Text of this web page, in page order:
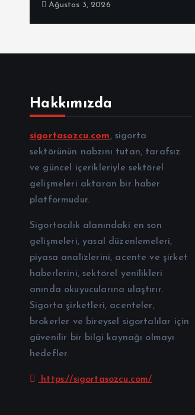
Ağustos 3, 2026
Hakkımızda
sigortasozcu.com, sigorta
sektörünün nabzını tutan, tarafsız
ve güncel içerikleriyle sektörel
gelişmeleri aktaran bir haber
platformudur.
Sigortacılık alanındaki en son
gelişmeleri, yasal düzenlemeleri,
piyasa analizlerini, acente ve şirket
haberlerini, sektörel yenilikleri
anında okuyucularına ulaştırır.
Sigorta şirketleri, acenteler,
brokerler ve bireysel sigortalılar için
güvenilir bir bilgi kaynağı olmayı
hedefler.
https://sigortasozcu.com/